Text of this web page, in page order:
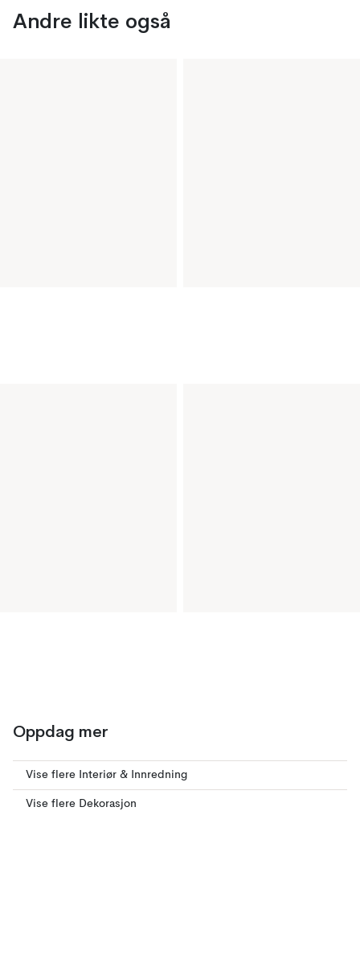
Andre likte også
Oppdag mer
Vise flere Interiør & Innredning
Vise flere Dekorasjon